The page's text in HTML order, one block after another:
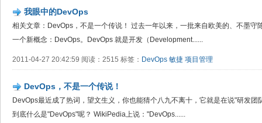
我眼中的DevOps
相关文章：DevOps，不是一个传说！ 过去一年以来，一批来自欧美的、不墨守
一个新概念：DevOps。DevOps 就是开发（Development......
2011-04-27 20:42:59 阅读：2515 标签： DevOps 敏捷 项目管理
DevOps，不是一个传说！
DevOps最近成了热词，望文生义，你也能猜个八九不离十，它就是在说"研发
到底什么是"DevOps"呢？ WikiPedia上说："DevOps......